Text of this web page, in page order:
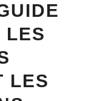
LES
LES